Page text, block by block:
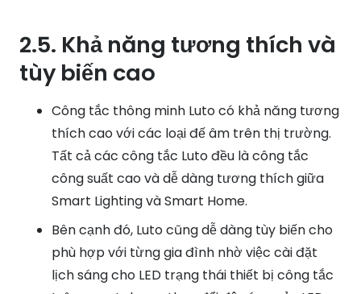
2.5. Khả năng tương thích và
tùy biến cao
Công tắc thông minh Luto có khả năng tương
thích cao với các loại đế âm trên thị trường.
Tất cả các công tắc Luto đều là công tắc
công suất cao và dễ dàng tương thích giữa
Smart Lighting và Smart Home.
Bên cạnh đó, Luto cũng dễ dàng tùy biến cho
phù hợp với từng gia đình nhờ việc cài đặt
lịch sáng cho LED trạng thái thiết bị công tắc